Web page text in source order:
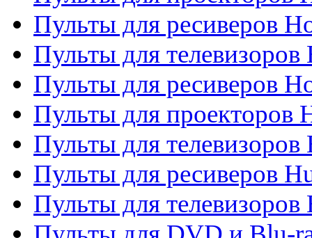
Пульты для ресиверов
Пульты для
Пульты для ресиверов
Пульты для проекторов
Пульты для телевизоров
Пульты для ресиверов
Пульты для